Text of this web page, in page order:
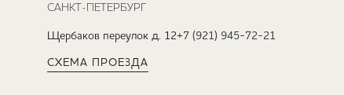
САНКТ-ПЕТЕРБУРГ
Щербаков переулок д. 12+7 (921) 945-72-21
СХЕМА ПРОЕЗДА